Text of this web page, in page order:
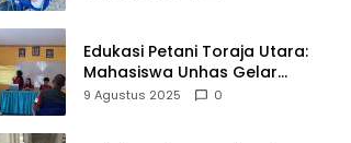
Edukasi Petani Toraja Utara:
Mahasiswa Unhas Gelar
Sosialisasi Pengelolaan pH
9 Agustus 2025 0